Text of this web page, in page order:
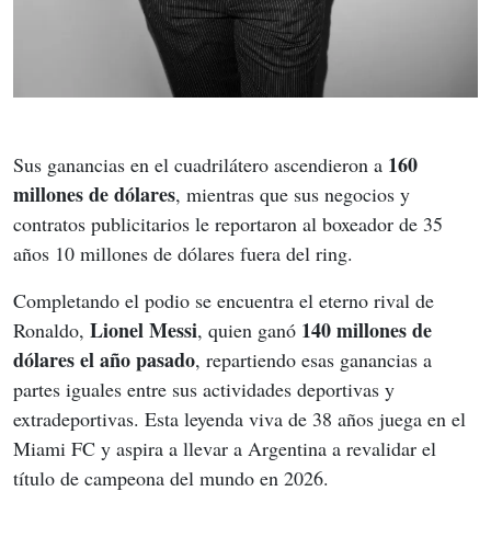
Sus ganancias en el cuadrilátero ascendieron a 160
millones de dólares, mientras que sus negocios y
contratos publicitarios le reportaron al boxeador de 35
años 10 millones de dólares fuera del ring.
Completando el podio se encuentra el eterno rival de
Ronaldo, Lionel Messi, quien ganó 140 millones de
dólares el año pasado, repartiendo esas ganancias a
partes iguales entre sus actividades deportivas y
extradeportivas. Esta leyenda viva de 38 años juega en el
Miami FC y aspira a llevar a Argentina a revalidar el
título de campeona del mundo en 2026.